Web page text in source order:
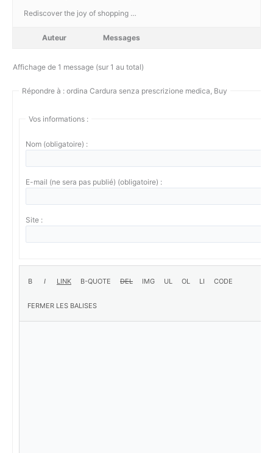
Rediscover the joy of shopping …
Auteur Messages
Affichage de 1 message (sur 1 au total)
Répondre à : ordina Cardura senza prescrizione medica, Buy
Vos informations :
Nom (obligatoire) :
E-mail (ne sera pas publié) (obligatoire) :
Site :